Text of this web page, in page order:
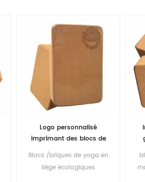
Logo personnalisé
imprimant des blocs de
yoga en liège écologiques
pour l'entraînement
physique
Blocs /briques de yoga en
liège écologiques